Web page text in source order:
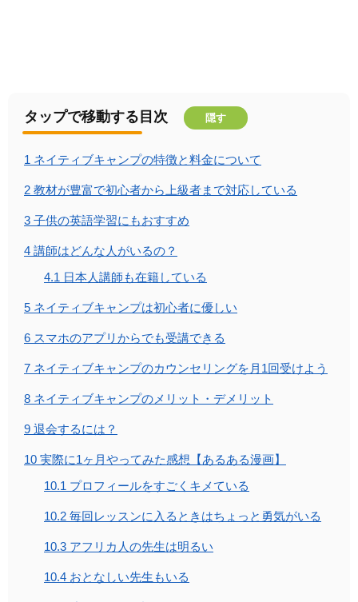
タップで移動する目次 隠す
1 ネイティブキャンプの特徴と料金について
2 教材が豊富で初心者から上級者まで対応している
3 子供の英語学習にもおすすめ
4 講師はどんな人がいるの？
4.1 日本人講師も在籍している
5 ネイティブキャンプは初心者に優しい
6 スマホのアプリからでも受講できる
7 ネイティブキャンプのカウンセリングを月1回受けよう
8 ネイティブキャンプのメリット・デメリット
9 退会するには？
10 実際に1ヶ月やってみた感想【あるある漫画】
10.1 プロフィールをすごくキメている
10.2 毎回レッスンに入るときはちょっと勇気がいる
10.3 アフリカ人の先生は明るい
10.4 おとなしい先生もいる